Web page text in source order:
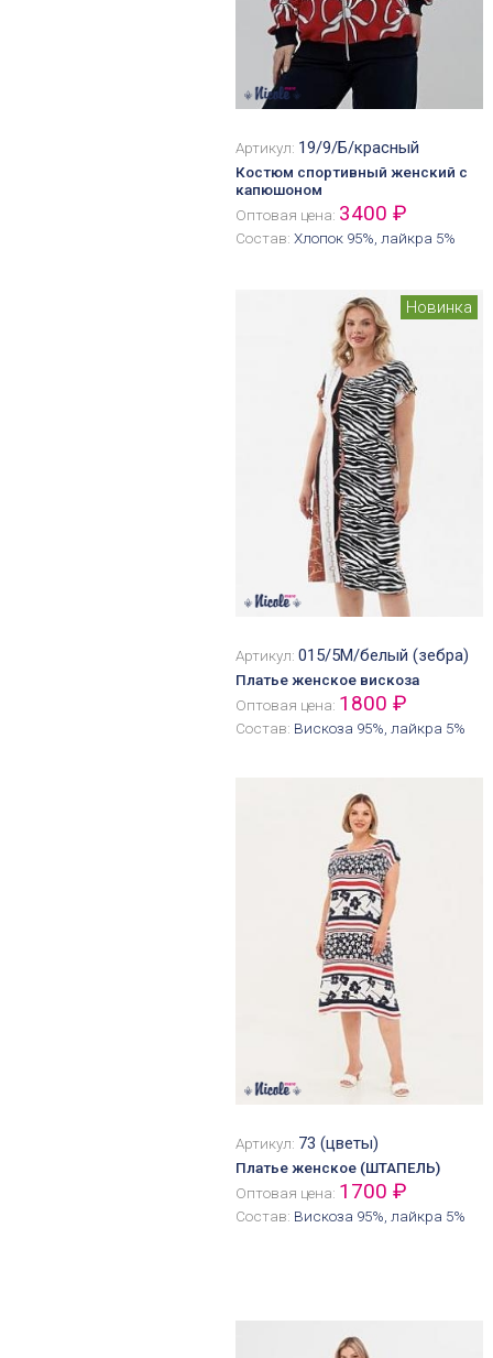
Артикул: 19/9/Б/красный
Костюм спортивный женский с
капюшоном
Оптовая цена: 3400 ₽
Состав: Хлопок 95%, лайкра 5%
Новинка
Артикул: 015/5М/белый (зебра)
Платье женское вискоза
Оптовая цена: 1800 ₽
Состав: Вискоза 95%, лайкра 5%
Артикул: 73 (цветы)
Платье женское (ШТАПЕЛЬ)
Оптовая цена: 1700 ₽
Состав: Вискоза 95%, лайкра 5%